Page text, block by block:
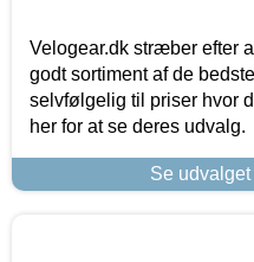
Velogear.dk stræber efter
godt sortiment af de
selvfølgelig til priser hvor
her for at se deres udvalg.
Se